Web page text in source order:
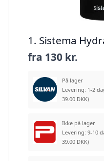
1. Sistema
fra 130 kr.
På lager
Levering: 1-2
39.00 DKK)
Ikke på lager
Levering: 9-10
39.00 DKK)